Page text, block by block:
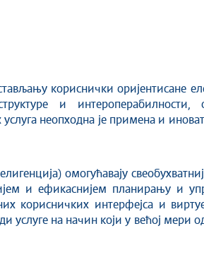
кориснички оријентисане
и интероперабилности,
неопходна је примена и
омогућавају
и ефикаснијем планирању и
корисничких интерфејса и
услуге на начин који у већој мери